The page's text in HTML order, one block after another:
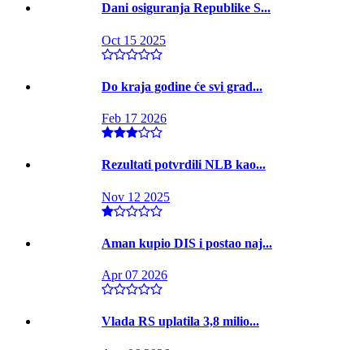
Dani osiguranja Republike S...
Oct 15 2025
Do kraja godine će svi grad...
Feb 17 2026
Rezultati potvrdili NLB kao...
Nov 12 2025
Aman kupio DIS i postao naj...
Apr 07 2026
Vlada RS uplatila 3,8 milio...